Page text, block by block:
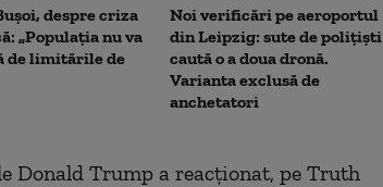
despre criza
„Populația nu va
de limitările de
Noi verificări pe aeroportul
din Leipzig: sute de polițiști
caută o a doua dronă.
Varianta exclusă de
anchetatori
Donald Trump a reacţionat, pe Truth